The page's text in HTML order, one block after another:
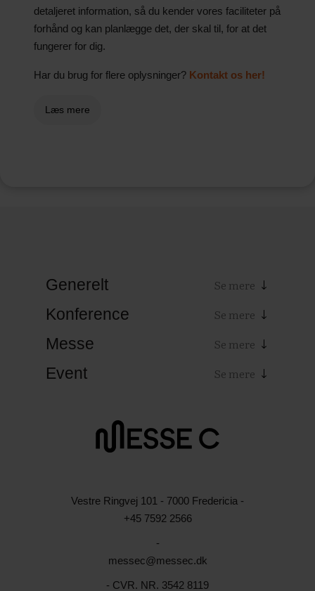
detaljeret information, så du kender vores faciliteter på
forhånd og kan planlægge det, der skal til, for at det
fungerer for dig.
Har du brug for flere oplysninger? Kontakt os her!
Læs mere
Generelt
Konference
Messe
Event
Vestre Ringvej 101 - 7000 Fredericia -
+45 7592 2566
-
messec@messec.dk
- CVR. NR. 3542 8119